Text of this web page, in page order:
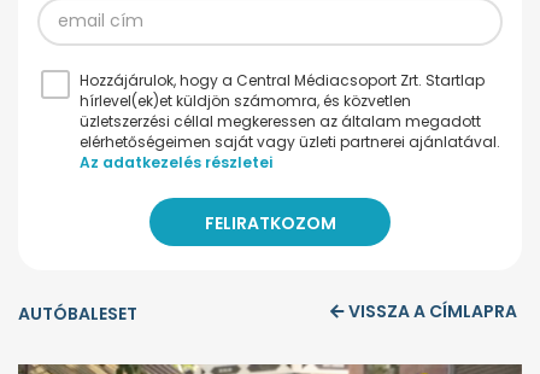
Hozzájárulok, hogy a Central Médiacsoport Zrt. Startlap
hírlevel(ek)et küldjön számomra, és közvetlen
üzletszerzési céllal megkeressen az általam megadott
elérhetőségeimen saját vagy üzleti partnerei ajánlatával.
Az adatkezelés részletei
AUTÓBALESET VISSZA A CÍMLAPRA